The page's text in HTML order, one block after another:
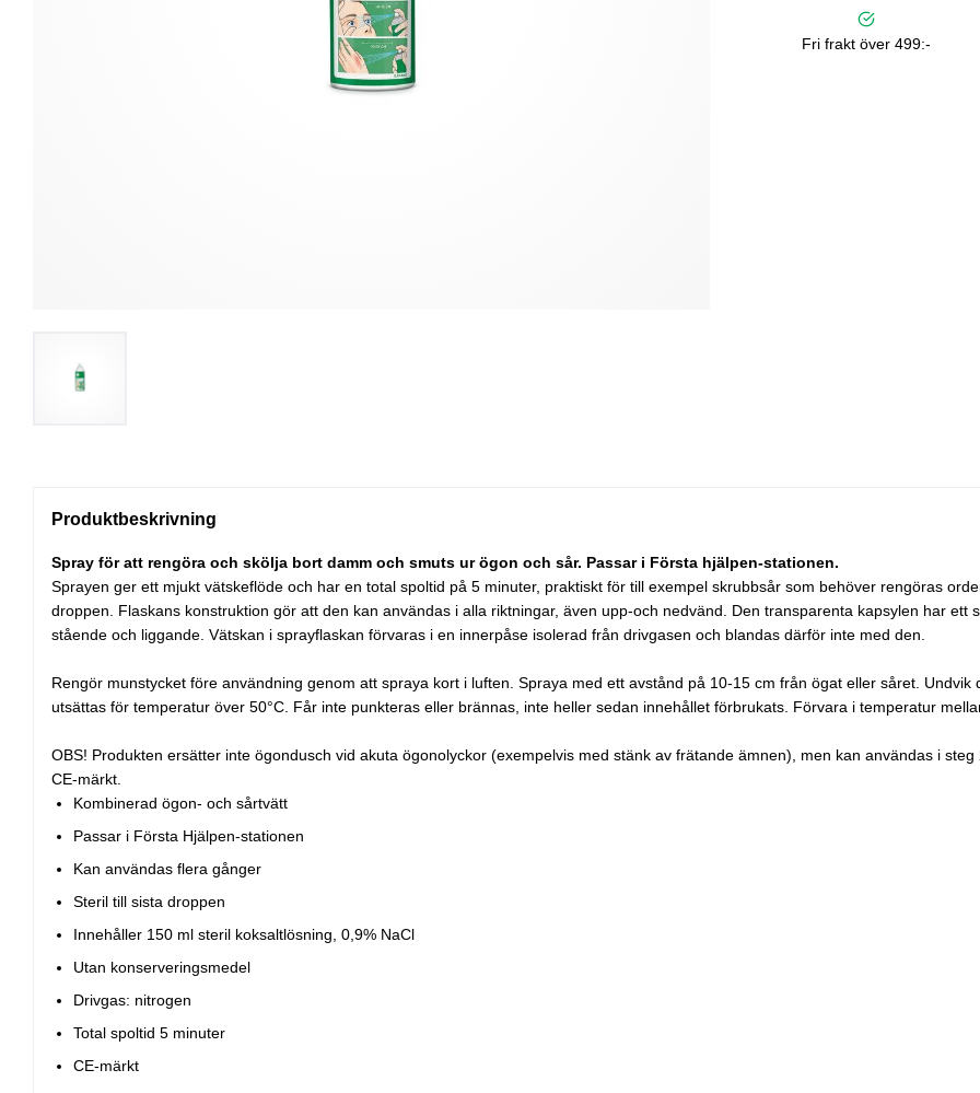
Fri frakt över 499:-
Produktbeskrivning
Spray för att rengöra och skölja bort damm och smuts ur ögon och sår. Passar i Första hjälpen-stationen.
Sprayen ger ett mjukt vätskeflöde och har en total spoltid på 5 minuter, praktiskt för till exempel skrubbsår som behöver rengöras
droppen. Flaskans konstruktion gör att den kan användas i alla riktningar, även upp-och nedvänd. Den transparenta kapsylen har
stående och liggande. Vätskan i sprayflaskan förvaras i en innerpåse isolerad från drivgasen och blandas därför inte med den.
Rengör munstycket före användning genom att spraya kort i luften. Spraya med ett avstånd på 10-15 cm från ögat eller såret.
utsättas för temperatur över 50°C. Får inte punkteras eller brännas, inte heller sedan innehållet förbrukats. Förvara i temperatur
OBS! Produkten ersätter inte ögondusch vid akuta ögonolyckor (exempelvis med stänk av frätande ämnen), men kan användas i
CE-märkt.
Kombinerad ögon- och sårtvätt
Passar i Första Hjälpen-stationen
Kan användas flera gånger
Steril till sista droppen
Innehåller 150 ml steril koksaltlösning, 0,9% NaCl
Utan konserveringsmedel
Drivgas: nitrogen
Total spoltid 5 minuter
CE-märkt